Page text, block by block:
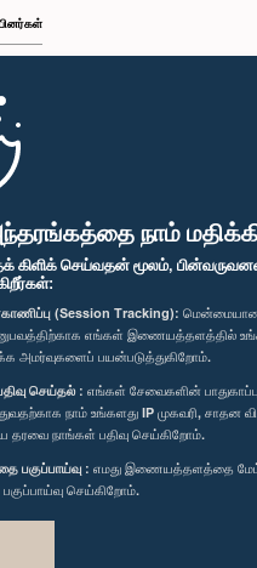
நாம்
கிளிக் செய்வதன் மூலம்,
(Session Tracking): மென்மையான
எங்கள் இணையத்தளத்தில்
அமர்வுகளைப் பயன்படுத்துகிறோம்.
செய்தல் : எங்கள் சேவைகளின்
நாம் உங்களது IP முகவரி, சாதன
தரவை நாங்கள் பதிவு செய்கிறோம்.
பகுப்பாய்வு : எமது இணையத்தளத்தை
செய்கிறோம்.
செயலி
: